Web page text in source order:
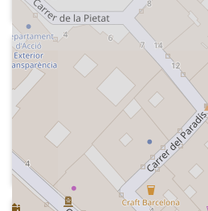
2004-03-10
Cadena COPE -
COPE
Secció del grupo
del president
Zapatero, la SER